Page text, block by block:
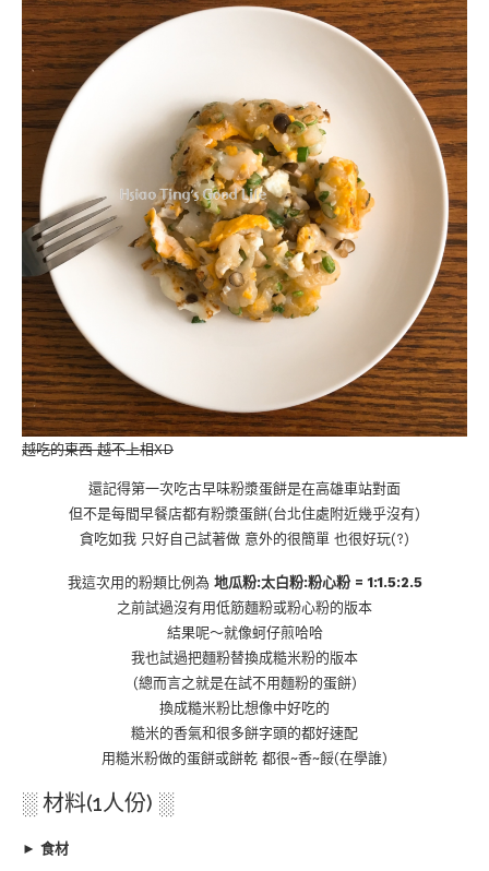
越吃的東西 越不上相XD
還記得第一次吃古早味粉漿蛋餅是在高雄車站對面
但不是每間早餐店都有粉漿蛋餅(台北住處附近幾乎沒有)
貪吃如我 只好自己試著做 意外的很簡單 也很好玩(?)
我這次用的粉類比例為 地瓜粉:太白粉:粉心粉 = 1:1.5:2.5
之前試過沒有用低筋麵粉或粉心粉的版本
結果呢～就像蚵仔煎哈哈
我也試過把麵粉替換成糙米粉的版本
(總而言之就是在試不用麵粉的蛋餅)
換成糙米粉比想像中好吃的
糙米的香氣和很多餅字頭的都好速配
用糙米粉做的蛋餅或餅乾 都很~香~餒(在學誰)
░ 材料(1人份) ░
► 食材